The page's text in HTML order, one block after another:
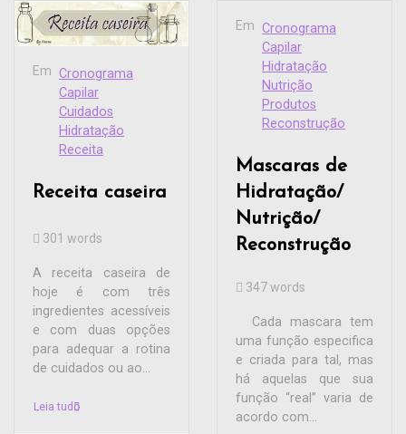
Em Cronograma
Capilar
Cuidados
Hidratação
Receita
Receita caseira
301 words
A receita caseira de
hoje é com três
ingredientes acessíveis
e com duas opções
para adequar a rotina
de cuidados ou ao...
Leia tudo
Em Cronograma
Capilar
Hidratação
Nutrição
Produtos
Reconstrução
Mascaras de
Hidratação/
Nutrição/
Reconstrução
347 words
Cada mascara tem
uma função especifica
e criada para tal, mas
há aquelas que sua
função “real” varia de
acordo com...